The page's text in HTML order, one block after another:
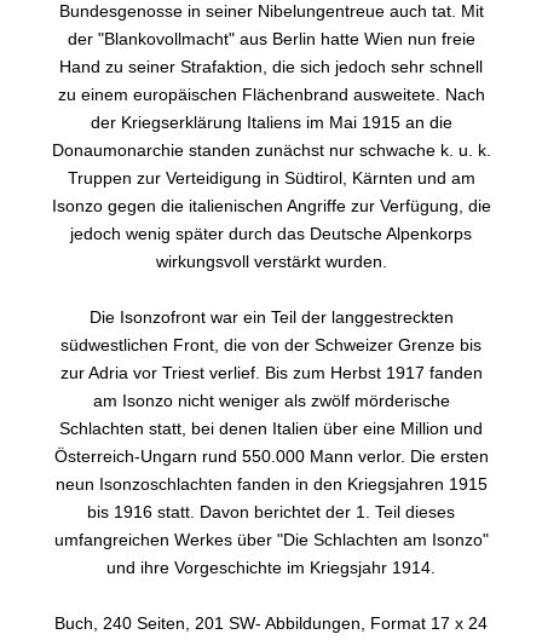
Bundesgenosse in seiner Nibelungentreue auch tat. Mit
der "Blankovollmacht" aus Berlin hatte Wien nun freie
Hand zu seiner Strafaktion, die sich jedoch sehr schnell
zu einem europäischen Flächenbrand ausweitete. Nach
der Kriegserklärung Italiens im Mai 1915 an die
Donaumonarchie standen zunächst nur schwache k. u. k.
Truppen zur Verteidigung in Südtirol, Kärnten und am
Isonzo gegen die italienischen Angriffe zur Verfügung, die
jedoch wenig später durch das Deutsche Alpenkorps
wirkungsvoll verstärkt wurden.
Die Isonzofront war ein Teil der langgestreckten
südwestlichen Front, die von der Schweizer Grenze bis
zur Adria vor Triest verlief. Bis zum Herbst 1917 fanden
am Isonzo nicht weniger als zwölf mörderische
Schlachten statt, bei denen Italien über eine Million und
Österreich-Ungarn rund 550.000 Mann verlor. Die ersten
neun Isonzoschlachten fanden in den Kriegsjahren 1915
bis 1916 statt. Davon berichtet der 1. Teil dieses
umfangreichen Werkes über "Die Schlachten am Isonzo"
und ihre Vorgeschichte im Kriegsjahr 1914.
Buch, 240 Seiten, 201 SW- Abbildungen, Format 17 x 24